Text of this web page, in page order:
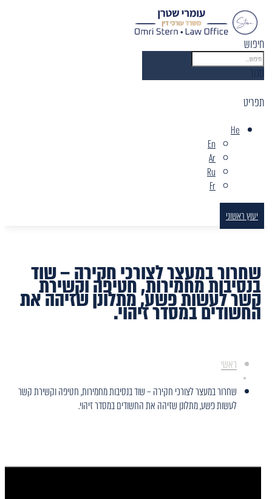
חיפוש
תפריט
He
En
Ar
Ru
Fr
יעוץ ראשוני
שחרור במעצר לצורכי חקירה – שוד
בנסיבות מחמירות, חטיפה וקשירת
קשר לעשות פשע, מתלונן שזיהה את
החשודים במסדר זיהוי.
ראשי
שחרור במעצר לצורכי חקירה – שוד בנסיבות מחמירות, חטיפה וקשירת קשר
לעשות פשע, מתלונן שזיהה את החשודים במסדר זיהוי.